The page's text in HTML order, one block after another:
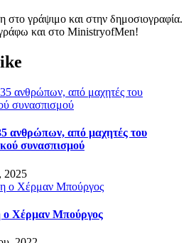
γράψιμο και στην δημοσιογραφία.
και στο MinistryofMen!
ανθρώπων, από μαχητές του
συνασπισμού
2025
ο Χέρμαν Μπούργος